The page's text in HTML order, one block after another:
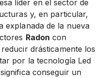
líder en el sector de
y, en particular,
explanada de la nueva
Radon con
drásticamente los
por la tecnología Led
conseguir un